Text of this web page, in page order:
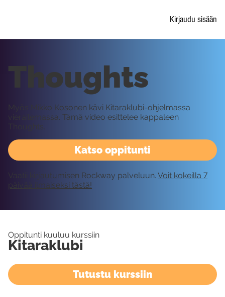
Kirjaudu sisään
Katso oppitunti
Thoughts
Myös Mikko Kosonen kävi Kitaraklubi-ohjelmassa
vierailemassa. Tämä video esittelee kappaleen
Thoughts.
Vaatii kirjautumisen Rockway palveluun. Voit kokeilla 7
päivää ilmaiseksi tästä!
Oppitunti kuuluu kurssiin
Kitaraklubi
Tutustu kurssiin